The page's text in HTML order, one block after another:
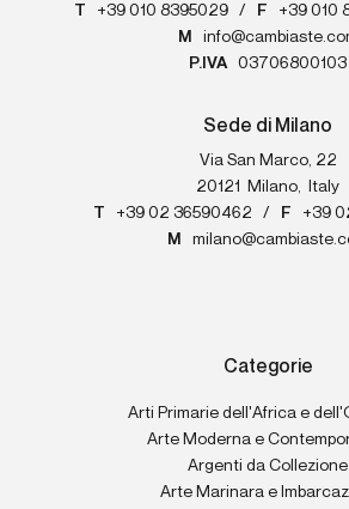
T +39 010 8395029 / F
+39 010
M
P.IVA
03706800103
Sede di Milano
Via San Marco, 22
20121
Milano,
Italy
T
+39 02 36590462 / F
+39
M
Categorie
Arti Primarie dell'Africa e
Arte Moderna e
Argenti da Collezione
Arte Marinara e